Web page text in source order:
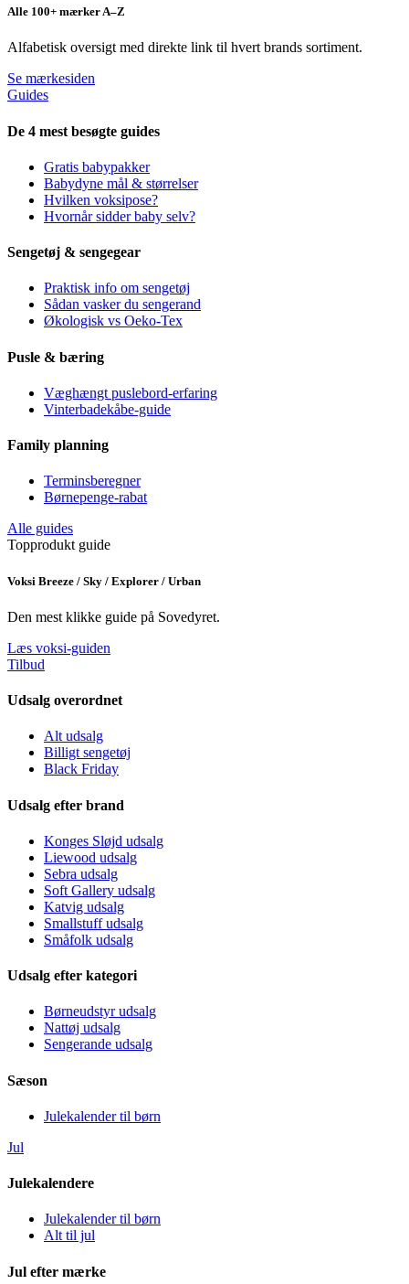
Alle 100+ mærker A–Z
Alfabetisk oversigt med direkte link til hvert brands sortiment.
Se mærkesiden
Guides
De 4 mest besøgte guides
Gratis babypakker
Babydyne mål & størrelser
Hvilken voksipose?
Hvornår sidder baby selv?
Sengetøj & sengegear
Praktisk info om sengetøj
Sådan vasker du sengerand
Økologisk vs Oeko-Tex
Pusle & bæring
Væghængt puslebord-erfaring
Vinterbadekåbe-guide
Family planning
Terminsberegner
Børnepenge-rabat
Alle guides
Topprodukt guide
Voksi Breeze / Sky / Explorer / Urban
Den mest klikke guide på Sovedyret.
Læs voksi-guiden
Tilbud
Udsalg overordnet
Alt udsalg
Billigt sengetøj
Black Friday
Udsalg efter brand
Konges Sløjd udsalg
Liewood udsalg
Sebra udsalg
Soft Gallery udsalg
Katvig udsalg
Smallstuff udsalg
Småfolk udsalg
Udsalg efter kategori
Børneudstyr udsalg
Nattøj udsalg
Sengerande udsalg
Sæson
Julekalender til børn
Jul
Julekalendere
Julekalender til børn
Alt til jul
Jul efter mærke